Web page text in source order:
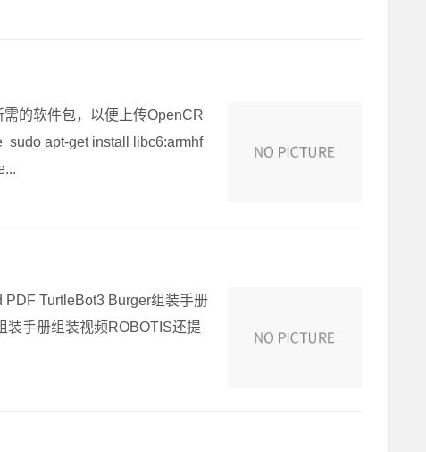
的软件包，以便上传OpenCR
sudo apt-get install libc6:armhf
TurtleBot3 Burger组装手册
装手册组装视频ROBOTIS还提